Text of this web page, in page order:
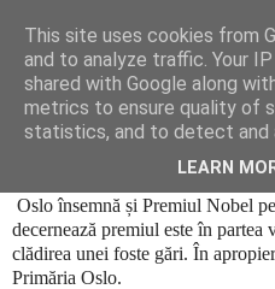
Cronici
În casa păcii
Oslo însemnă și Premiul Nobel
decernează premiul este în partea
clădirea unei foste gări. În
Primăria Oslo.
This site uses cookies from
and to analyze traffic. Your
shared with Google along
metrics to ensure quality of
statistics, and to detect and
LEARN